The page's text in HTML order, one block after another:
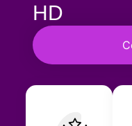
HD